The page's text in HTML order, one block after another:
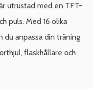
utrustad med en TFT-
puls. Med 16 olika
du anpassa din träning
flaskhållare och